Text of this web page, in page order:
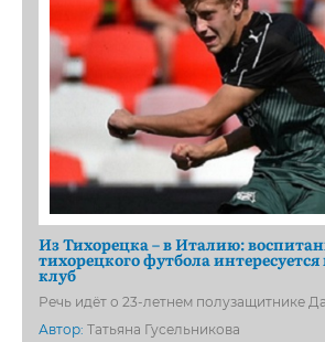
Из Тихорецка – в Италию:
тихорецкого футбола
клуб
Речь идёт о 23-летнем полузащитнике
Автор: Татьяна Гусельникова